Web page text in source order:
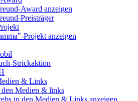
Award anzeigen
Preisträger
Projekt anzeigen
Strickaktion
& Links
Medien & links
in den Medien & Links anzeigen